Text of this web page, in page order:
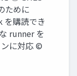
ために
購読でき
runner を
に対応 ©